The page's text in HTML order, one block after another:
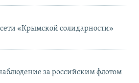
«Крымской солидарности»
за российским флотом